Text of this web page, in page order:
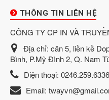
THÔNG TIN LIÊN HỆ
CÔNG TY CP IN VÀ
Địa chỉ: căn 5, liền kề
Bình, P.Mỹ Đình 2, Q. Nam
Điện thoại: 0246.259.6336
Email: